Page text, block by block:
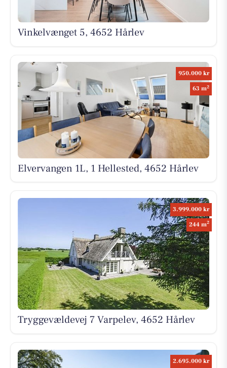
Vinkelvænget 5, 4652 Hårlev
950.000 kr
63 m2
Elvervangen 1L, 1 Hellested, 4652 Hårlev
3.999.000 kr
244 m2
Tryggevældevej 7 Varpelev, 4652 Hårlev
2.695.000 kr